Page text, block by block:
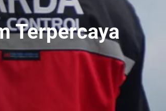
Terpercaya